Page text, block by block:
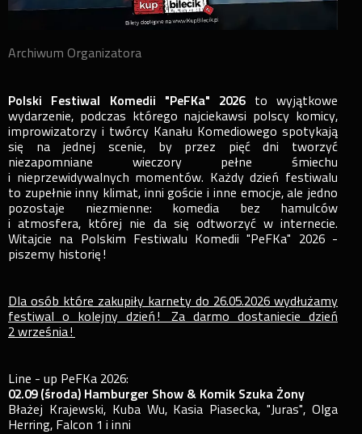
Archiwum Organizatora
Polski Festiwal Komedii "PeFKa" 2026to wyjątkowe
wydarzenie, podczas którego najciekawsi polscy komicy,
improwizatorzy i twórcy Kanału Komediowego spotykają
się na jednej scenie, by przez pięć dni tworzyć
niezapomniane wieczory pełne śmiechu
i nieprzewidywalnych momentów. Każdy dzień festiwalu
to zupełnie inny klimat, inni goście i inne emocje, ale jedno
pozostaje niezmienne: komedia bez hamulców
i atmosfera, której nie da się odtworzyć w internecie.
Witajcie na Polskim Festiwalu Komedii "PeFKa" 2026 -
piszemy historię!
Dla osób które zakupiły karnety do 26.05.2026 wydłużamy
festiwal o kolejny dzień! Za darmo dostaniecie dzień
2 września!
Line - up PeFKa 2026:
02.09 (środa) Hamburger Show & Komik Szuka Żony
Błażej Krajewski, Kuba Wu, Kasia Piasecka, "Juras", Olga
Herring, Falcon 1 i inni